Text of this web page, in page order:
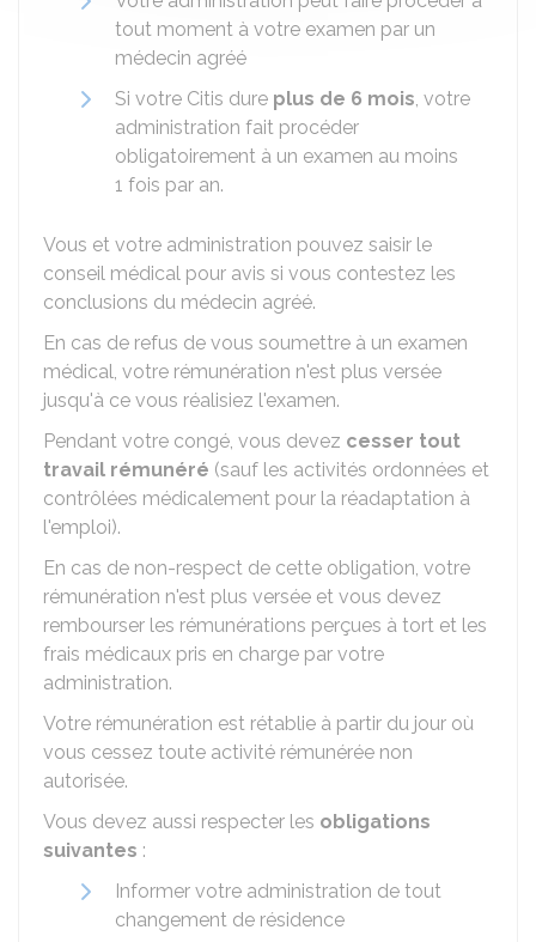
tout moment à votre examen par un
médecin agréé
Si votre Citis dure plus de 6 mois, votre
administration fait procéder
obligatoirement à un examen au moins
1 fois par an.
Vous et votre administration pouvez saisir le
conseil médical pour avis si vous contestez les
conclusions du médecin agréé.
En cas de refus de vous soumettre à un examen
médical, votre rémunération n'est plus versée
jusqu'à ce vous réalisiez l'examen.
Pendant votre congé, vous devez cesser tout
travail rémunéré (sauf les activités ordonnées et
contrôlées médicalement pour la réadaptation à
l'emploi).
En cas de non-respect de cette obligation, votre
rémunération n'est plus versée et vous devez
rembourser les rémunérations perçues à tort et les
frais médicaux pris en charge par votre
administration.
Votre rémunération est rétablie à partir du jour où
vous cessez toute activité rémunérée non
autorisée.
Vous devez aussi respecter les obligations
suivantes :
Informer votre administration de tout
changement de résidence